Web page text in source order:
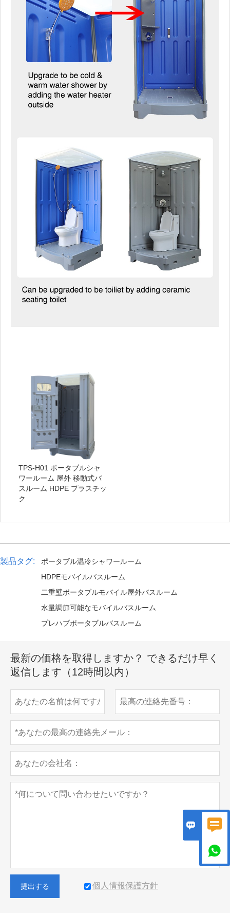
TPS-H01 ポータブルシャ
ワールーム 屋外 移動式バ
スルーム HDPE プラスチッ
ク
製品タグ:
ポータブル温冷シャワールーム
HDPEモバイルバスルーム
二重壁ポータブルモバイル屋外バスルーム
水量調節可能なモバイルバスルーム
プレハブポータブルバスルーム
最新の価格を取得しますか？ できるだけ早く
返信します（12時間以内）
提出する 個人情報保護方針
 
